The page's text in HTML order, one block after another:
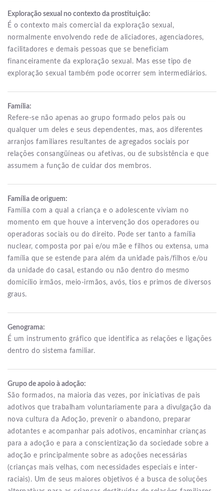
Exploração sexual no contexto da prostituição:
É o contexto mais comercial da exploração sexual,
normalmente envolvendo rede de aliciadores, agenciadores,
facilitadores e demais pessoas que se beneficiam
financeiramente da exploração sexual. Mas esse tipo de
exploração sexual também pode ocorrer sem intermediários.
Família:
Refere-se não apenas ao grupo formado pelos pais ou
qualquer um deles e seus dependentes, mas, aos diferentes
arranjos familiares resultantes de agregados sociais por
relações consangüíneas ou afetivas, ou de subsistência e que
assumem a função de cuidar dos membros.
Família de origuem:
Família com a qual a criança e o adolescente viviam no
momento em que houve a intervenção dos operadores ou
operadoras sociais ou do direito. Pode ser tanto a família
nuclear, composta por pai e/ou mãe e filhos ou extensa, uma
família que se estende para além da unidade pais/filhos e/ou
da unidade do casal, estando ou não dentro do mesmo
domicílio irmãos, meio-irmãos, avós, tios e primos de diversos
graus.
Genograma:
É um instrumento gráfico que identifica as relações e ligações
dentro do sistema familiar.
Grupo de apoio à adoção:
São formados, na maioria das vezes, por iniciativas de pais
adotivos que trabalham voluntariamente para a divulgação da
nova cultura da Adoção, prevenir o abandono, preparar
adotantes e acompanhar pais adotivos, encaminhar crianças
para a adoção e para a conscientização da sociedade sobre a
adoção e principalmente sobre as adoções necessárias
(crianças mais velhas, com necessidades especiais e inter-
raciais). Um de seus maiores objetivos é a busca de soluções